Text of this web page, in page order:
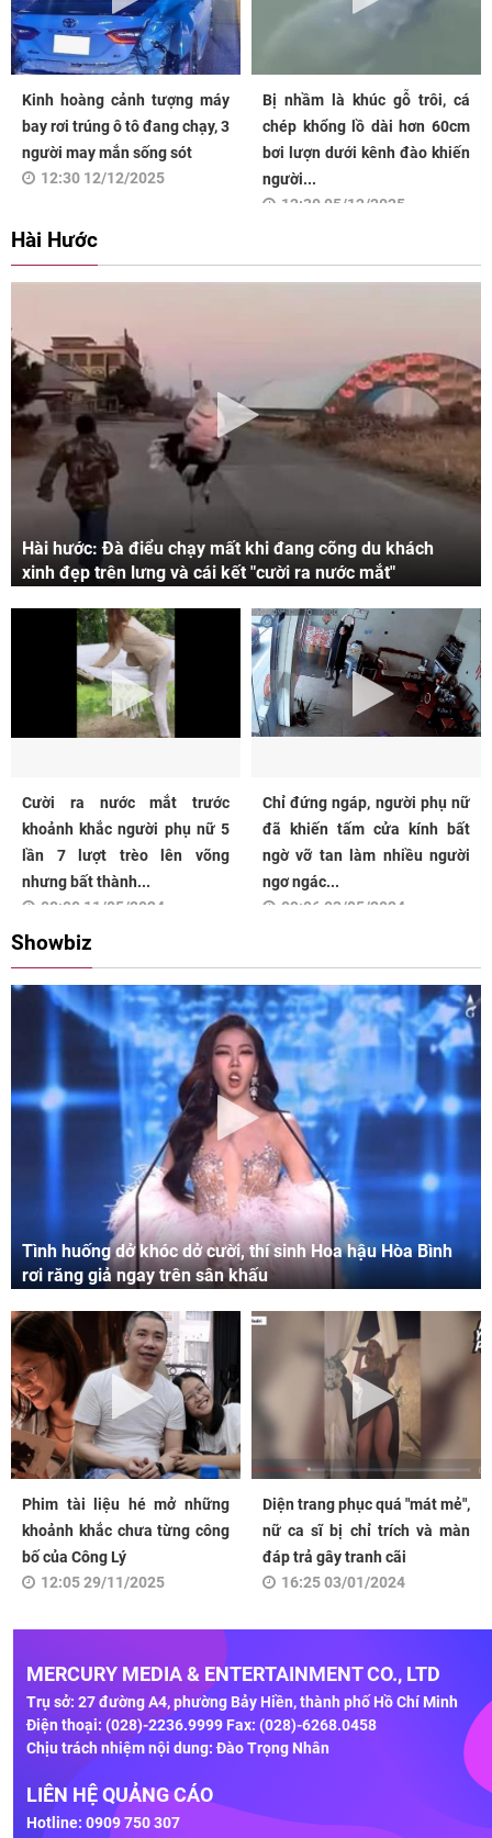
Kinh hoàng cảnh tượng máy
bay rơi trúng ô tô đang chạy, 3
người may mắn sống sót
12:30 12/12/2025
Bị nhầm là khúc gỗ trôi, cá
chép khổng lồ dài hơn 60cm
bơi lượn dưới kênh đào khiến
người...
12:30 05/12/2025
Hài Hước
Hài hước: Đà điểu chạy mất khi đang cõng du khách
xinh đẹp trên lưng và cái kết "cười ra nước mắt"
Cười ra nước mắt trước
khoảnh khắc người phụ nữ 5
lần 7 lượt trèo lên võng
nhưng bất thành...
08:00 11/05/2024
Chỉ đứng ngáp, người phụ nữ
đã khiến tấm cửa kính bất
ngờ vỡ tan làm nhiều người
ngơ ngác...
09:06 03/05/2024
Showbiz
Tình huống dở khóc dở cười, thí sinh Hoa hậu Hòa Bình
rơi răng giả ngay trên sân khấu
Phim tài liệu hé mở những
khoảnh khắc chưa từng công
bố của Công Lý
12:05 29/11/2025
Diện trang phục quá "mát mẻ",
nữ ca sĩ bị chỉ trích và màn
đáp trả gây tranh cãi
16:25 03/01/2024
MERCURY MEDIA & ENTERTAINMENT CO., LTD
Trụ sở: 27 đường A4, phường Bảy Hiền, thành phố Hồ Chí Minh
Điện thoại: (028)-2236.9999 Fax: (028)-6268.0458
Chịu trách nhiệm nội dung: Đào Trọng Nhân
LIÊN HỆ QUẢNG CÁO
Hotline: 0909 750 307